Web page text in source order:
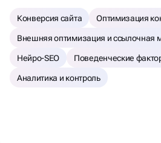
Конверсия сайта Оптимизация
Внешняя оптимизация и ссылочная
Нейро-SEO Поведенческие
Аналитика и контроль